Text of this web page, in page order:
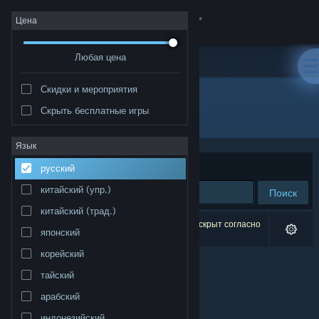
Войти
Сообщество
Информация
Поддержка
Изменить язык
Полная версия
Цена
Любая цена
Скидки и мероприятия
Скрыть бесплатные игры
Язык
русский
китайский (упр.)
китайский (трад.)
японский
корейский
тайский
арабский
Разработчик: Rockstar Toronto
Сортировать по
Поиск
Результатов по вашему запросу: 0. 1 продукт скрыт согласно
вашим настройкам.